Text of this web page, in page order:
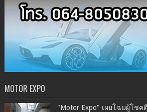
MOTOR EXPO
"Motor Expo" เผยโฉมผู้โช